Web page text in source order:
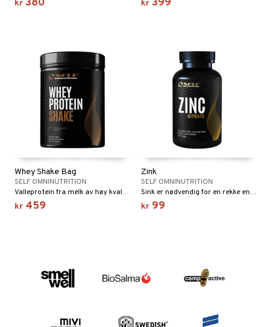
kr 380 kr 399
Whey Shake Bag
SELF OMNINUTRITION
Valleprotein fra melk av høy kvalitet og høy biologisk verdi.
kr 459
Zink
SELF OMNINUTRITION
Sink er nødvendig for en rekke enzymer og funksjoner i kroppen.
kr 99